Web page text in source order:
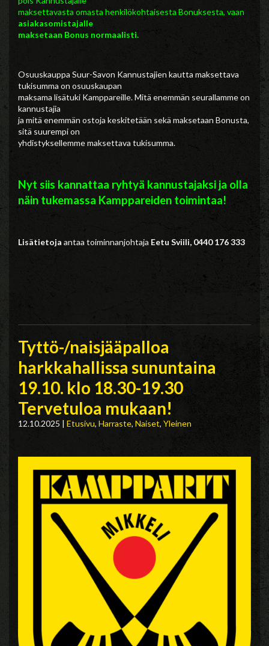
maksettavasta omasta henkilökohtaisesta Bonuksesta, vaan
asiakasomistajalle
maksetaan Bonus normaalisti.
Osuuskauppa Suur-Savon Kannustajien kautta maksettava
tukisumma on osuuskaupan
maksama lisätuki Kamppareille. Mitä enemmän seurallamme on
kannustajia
ja mitä enemmän ostoja keskitetään sekä maksetaan Bonusta,
sitä suurempi on
yhdistyksellemme maksettava tukisumma.
Nyt siis kannattaa ryhtyä kannustajaksi ja olla
näin tukemassa Kamppareiden toimintaa!
Lisätietoja antaa toiminnanjohtaja Eetu Sviili, 0440 176 333
Tyttö-/naisjääpalloa
harkkahallissa sununtaina
19.10. klo 18.30-19.30
Tervetuloa mukaan!
12.10.2025 | Etusivu, Harraste, Naiset, Yleinen